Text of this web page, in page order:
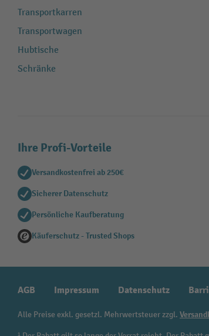
Transportkarren
Transportwagen
Hubtische
Schränke
Ihre Profi-Vorteile
Versandkostenfrei ab 250€
Sicherer Datenschutz
Persönliche Kaufberatung
Käuferschutz - Trusted Shops
AGB Impressum Datenschutz
Alle Preise exkl. gesetzl. Mehrwertsteuer zzgl.